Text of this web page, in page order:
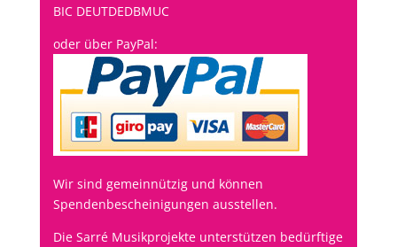
BIC DEUTDEDBMUC
oder über PayPal:
Wir sind gemeinnützig und können
Spendenbescheinigungen ausstellen.
Die Sarré Musikprojekte unterstützen bedürftige